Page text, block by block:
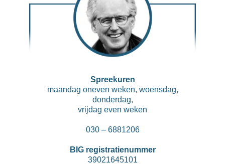
Spreekuren
maandag oneven weken, woensdag,
donderdag,
vrijdag even weken
030 – 6881206
BIG registratienummer
39021645101